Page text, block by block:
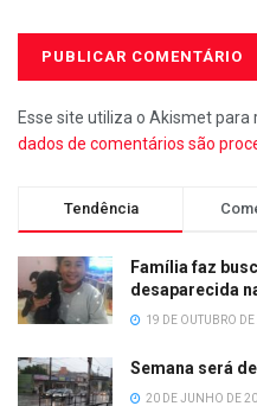
Esse site utiliza o Akismet para
dados de comentários são
Tendência
Família faz
desaparecida
19 DE OUTUBRO
Semana será
20 DE JUNHO DE